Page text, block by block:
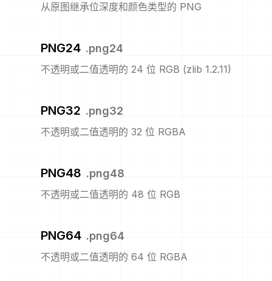
从原图继承位深度和颜色类型的 PNG
PNG24 .png24
不透明或二值透明的 24 位 RGB (zlib 1.2.11)
PNG32 .png32
不透明或二值透明的 32 位 RGBA
PNG48 .png48
不透明或二值透明的 48 位 RGB
PNG64 .png64
不透明或二值透明的 64 位 RGBA